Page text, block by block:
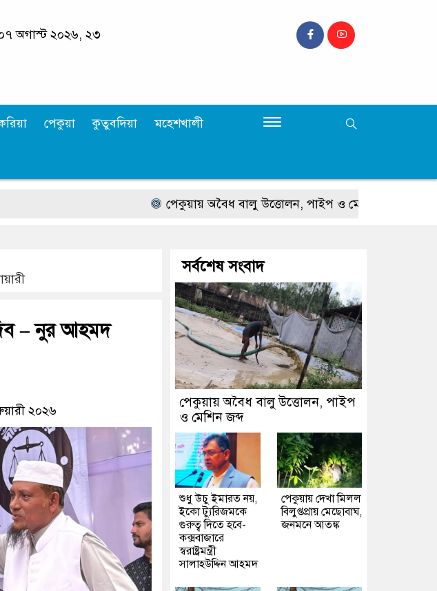
অগাস্ট ২০২৬, ২৩
পেকুয়া কুতুবদিয়া মহেশখালী
পেকুয়ায় অবৈধ বালু উত্তোলন, পাইপ ও মেশিন জব্দ
দিব – নুর আহমদ
২০২৬
সর্বশেষ সংবাদ
পেকুয়ায় অবৈধ বালু উত্তোলন, পাইপ
ও মেশিন জব্দ
শুধু উচু ইমারত নয়,
ইকো ট্যুরিজমকে
গুরুত্ব দিতে হবে-
কক্সবাজারে
স্বরাষ্ট্রমন্ত্রী
সালাহউদ্দিন আহমদ
পেকুয়ায় দেখা মিলল
বিলুপ্তপ্রায় মেছোবাঘ,
জনমনে আতঙ্ক